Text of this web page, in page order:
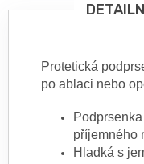
Protetická
po ablaci nebo
příjemného
Hladká s